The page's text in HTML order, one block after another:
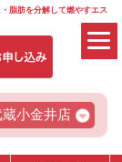
脂肪を分解して燃やすエス
蔵小金井店